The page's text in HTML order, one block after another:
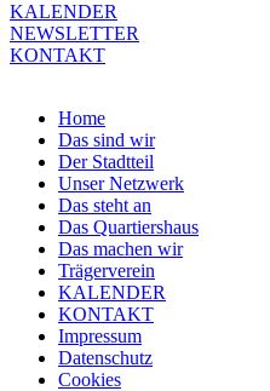
KALENDER
NEWSLETTER
KONTAKT
Home
Das sind wir
Der Stadtteil
Unser Netzwerk
Das steht an
Das Quartiershaus
Das machen wir
Trägerverein
KALENDER
KONTAKT
Impressum
Datenschutz
Cookies